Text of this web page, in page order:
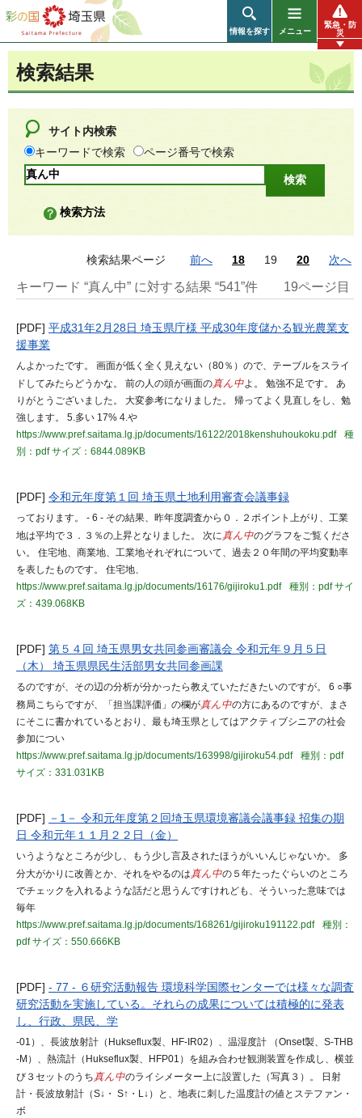
彩の国 埼玉県
情報を探す メニュー
緊急・防
災
検索結果
サイト内検索
キーワードで検索
ページ番号で検索
検索方法
検索結果ページ 前へ 18 19 20 次へ
キーワード “真ん中” に対する結果 “541”件 19ページ目
[PDF] 平成31年2月28日 埼玉県庁様 平成30年度儲かる観光農業支
援事業
んよかったです。 画面が低く全く見えない（80％）ので、テーブルをスライ
ドしてみたらどうかな。 前の人の頭が画面の真ん中よ。 勉強不足です。 あ
りがとうございました。 大変参考になりました。 帰ってよく見直しをし、勉
強します。 5.多い 17% 4.や
https://www.pref.saitama.lg.jp/documents/16122/2018kenshuhoukoku.pdf
種
別：pdfサイズ：6844.089KB
[PDF] 令和元年度第１回 埼玉県土地利用審査会議事録
っております。 - 6 - その結果、昨年度調査から０．２ポイント上がり、工業
地は平均で３．３％の上昇となりました。 次に真ん中のグラフをご覧くださ
い。 住宅地、商業地、工業地それぞれについて、過去２０年間の平均変動率
を表したものです。 住宅地、
https://www.pref.saitama.lg.jp/documents/16176/gijiroku1.pdf
種別：pdfサイ
ズ：439.068KB
[PDF] 第５４回 埼玉県男女共同参画審議会 令和元年９月５日
（木） 埼玉県県民生活部男女共同参画課
るのですが、その辺の分析が分かったら教えていただきたいのですが。 6 ○事
務局こちらですが、「担当課評価」の欄が真ん中の方にあるのですが、まさ
にそこに書かれているとおり、最も埼玉県としてはアクティブシニアの社会
参加につい
https://www.pref.saitama.lg.jp/documents/163998/gijiroku54.pdf
種別：pdf
サイズ：331.031KB
[PDF] －1－ 令和元年度第２回埼玉県環境審議会議事録 招集の期
日 令和元年１１月２２日（金）
いうようなところが少し、もう少し言及されたほうがいいんじゃないか。 多
分大がかりに改善とか、それをやるのは真ん中の５年たったぐらいのところ
でチェックを入れるような話だと思うんですけれども、そういった意味では
毎年
https://www.pref.saitama.lg.jp/documents/168261/gijiroku191122.pdf
種別：
pdfサイズ：550.666KB
[PDF] - 77 - ６研究活動報告 環境科学国際センターでは様々な調査
研究活動を実施している。それらの成果については積極的に発表
し、行政、県民、学
-01）、長波放射計（Hukseflux製、HF-IR02）、温湿度計 （Onset製、S-THB
-M）、熱流計（Hukseflux製、HFP01）を組み合わせ観測装置を作成し、横並
び３セットのうち真ん中のライシメーター上に設置した（写真３）。 日射
計・長波放射計（S↓・ S↑・L↓）と、地表に刺した温度計の値とステファン・
ボ